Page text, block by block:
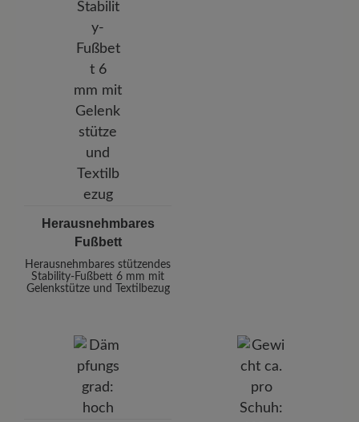
Herausnehmbares
Fußbett
Herausnehmbares stützendes
Stability-Fußbett 6 mm mit
Gelenkstütze und Textilbezug